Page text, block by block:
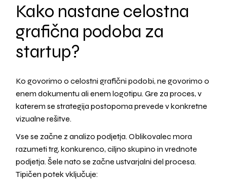
Kako nastane celostna
grafična podoba za
startup?
Ko govorimo o celostni grafični podobi, ne govorimo o
enem dokumentu ali enem logotipu. Gre za proces, v
katerem se strategija postopoma prevede v konkretne
vizualne rešitve.
Vse se začne z analizo podjetja. Oblikovalec mora
razumeti trg, konkurenco, ciljno skupino in vrednote
podjetja. Šele nato se začne ustvarjalni del procesa.
Tipičen potek vključuje: